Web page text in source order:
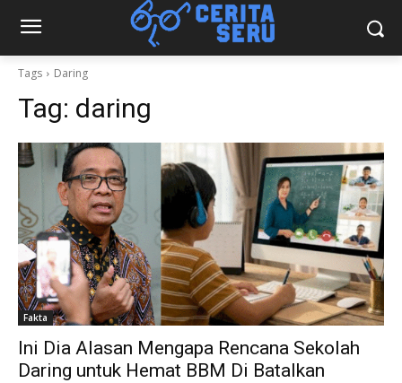
Tags Daring
Tag: daring
Fakta
Ini Dia Alasan Mengapa Rencana Sekolah
Daring untuk Hemat BBM Di Batalkan